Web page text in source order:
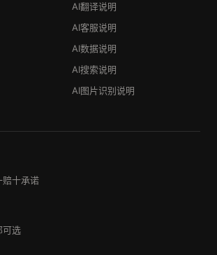
AI翻译说明
AI客服说明
AI数据说明
AI搜索说明
AI图片识别说明
赔十承诺
可选